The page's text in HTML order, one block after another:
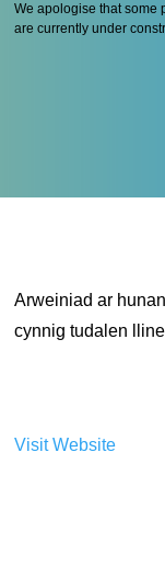
We apologise that some
are currently under
Arweiniad ar
cynnig tudalen
Visit Website